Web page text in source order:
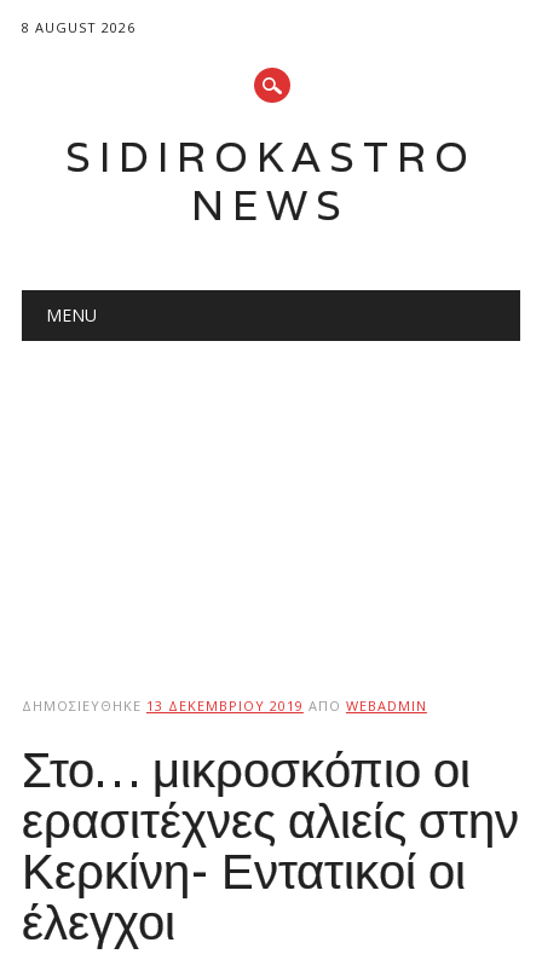
8 AUGUST 2026
SIDIROKASTRO
NEWS
Main menu
MENU
ΔΗΜΟΣΙΕΎΘΗΚΕ 13 ΔΕΚΕΜΒΡΊΟΥ 2019 ΑΠΌ WEBADMIN
Στο… μικροσκόπιο οι
ερασιτέχνες αλιείς στην
Κερκίνη- Εντατικοί οι
έλεγχοι